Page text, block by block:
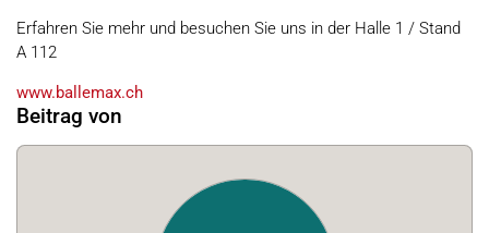
Erfahren Sie mehr und besuchen Sie uns in der Halle 1 / Stand
A 112
www.ballemax.ch
Beitrag von